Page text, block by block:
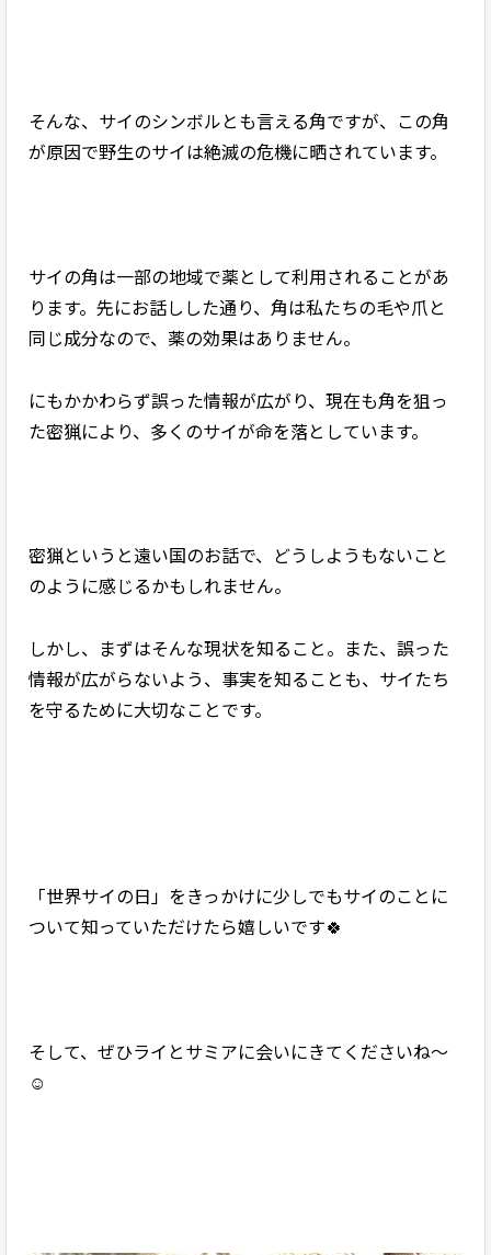
そんな、サイのシンボルとも言える角ですが、この角
が原因で野生のサイは絶滅の危機に晒されています。
サイの角は一部の地域で薬として利用されることがあ
ります。先にお話しした通り、角は私たちの毛や爪と
同じ成分なので、薬の効果はありません。
にもかかわらず誤った情報が広がり、現在も角を狙っ
た密猟により、多くのサイが命を落としています。
密猟というと遠い国のお話で、どうしようもないこと
のように感じるかもしれません。
しかし、まずはそんな現状を知ること。また、誤った
情報が広がらないよう、事実を知ることも、サイたち
を守るために大切なことです。
「世界サイの日」をきっかけに少しでもサイのことに
ついて知っていただけたら嬉しいです🍀
そして、ぜひライとサミアに会いにきてくださいね〜
☺️